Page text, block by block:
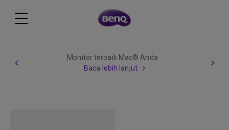
Monitor terbaik Mac® Anda
Baca lebih lanjut